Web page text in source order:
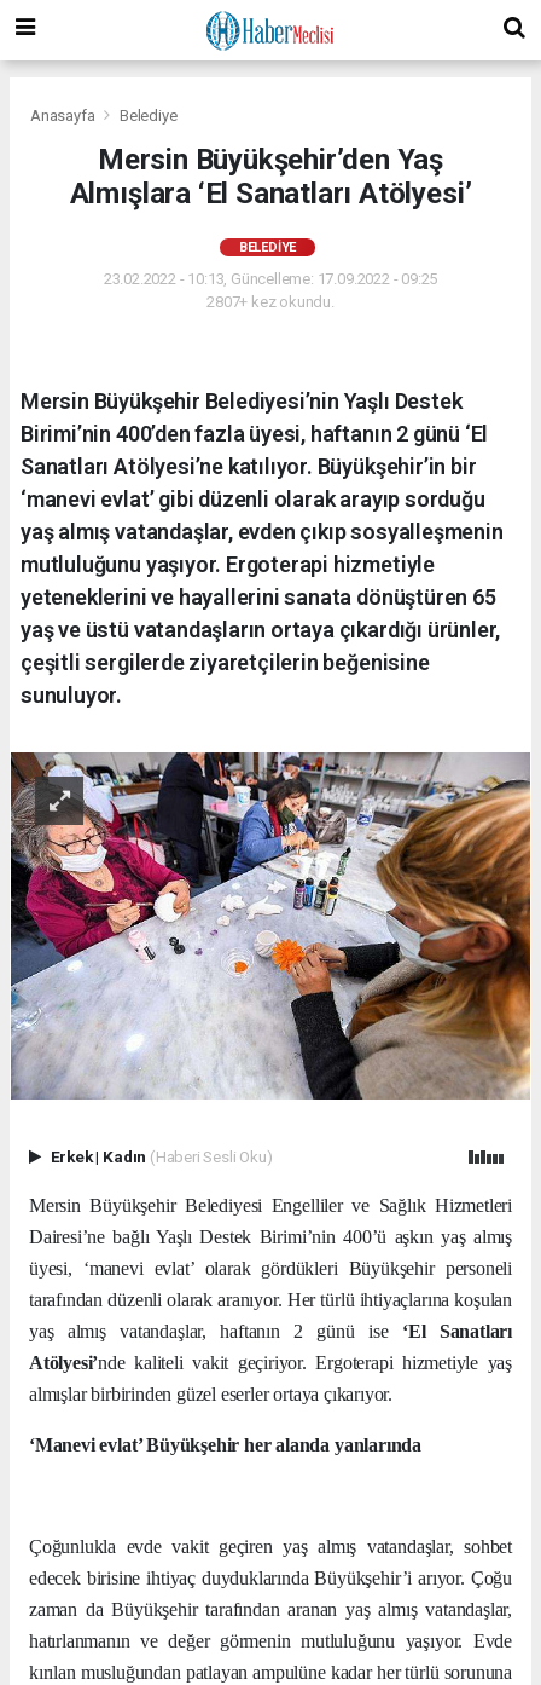
Anasayfa Belediye
Mersin Büyükşehir’den Yaş
Almışlara ‘El Sanatları Atölyesi’
BELEDIYE
23.02.2022 - 10:13, Güncelleme: 17.09.2022 - 09:25
2807+ kez okundu.
Mersin Büyükşehir Belediyesi’nin Yaşlı Destek
Birimi’nin 400’den fazla üyesi, haftanın 2 günü ‘El
Sanatları Atölyesi’ne katılıyor. Büyükşehir’in bir
‘manevi evlat’ gibi düzenli olarak arayıp sorduğu
yaş almış vatandaşlar, evden çıkıp sosyalleşmenin
mutluluğunu yaşıyor. Ergoterapi hizmetiyle
yeteneklerini ve hayallerini sanata dönüştüren 65
yaş ve üstü vatandaşların ortaya çıkardığı ürünler,
çeşitli sergilerde ziyaretçilerin beğenisine
sunuluyor.
Erkek| Kadın (Haberi Sesli Oku)
Mersin Büyükşehir Belediyesi Engelliler ve Sağlık Hizmetleri
Dairesi’ne bağlı Yaşlı Destek Birimi’nin 400’ü aşkın yaş almış
üyesi, ‘manevi evlat’ olarak gördükleri Büyükşehir personeli
tarafından düzenli olarak aranıyor. Her türlü ihtiyaçlarına koşulan
yaş almış vatandaşlar, haftanın 2 günü ise ‘El Sanatları
Atölyesi’nde kaliteli vakit geçiriyor. Ergoterapi hizmetiyle yaş
almışlar birbirinden güzel eserler ortaya çıkarıyor.
‘Manevi evlat’ Büyükşehir her alanda yanlarında
Çoğunlukla evde vakit geçiren yaş almış vatandaşlar, sohbet
edecek birisine ihtiyaç duyduklarında Büyükşehir’i arıyor. Çoğu
zaman da Büyükşehir tarafından aranan yaş almış vatandaşlar,
hatırlanmanın ve değer görmenin mutluluğunu yaşıyor. Evde
kırılan musluğundan patlayan ampulüne kadar her türlü sorununa